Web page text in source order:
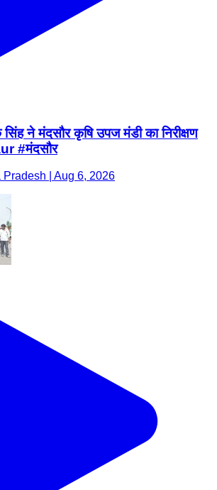
ने मंदसौर कृषि उपज मंडी का निरीक्षण
#मंदसौर
Pradesh | Aug 6, 2026